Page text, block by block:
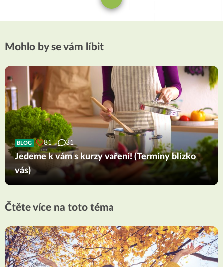
Mohlo by se vám líbit
BLOG 81 31
Jedeme k vám s kurzy vaření! (Termíny blízko
vás)
Čtěte více na toto téma